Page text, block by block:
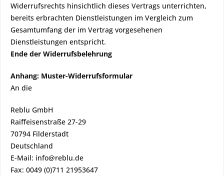
Widerrufsrechts hinsichtlich dieses Vertrags unterrichten,
bereits erbrachten Dienstleistungen im Vergleich zum
Gesamtumfang der im Vertrag vorgesehenen
Dienstleistungen entspricht.
Ende der Widerrufsbelehrung
Anhang: Muster-Widerrufsformular
An die
Reblu GmbH
Raiffeisenstraße 27-29
70794 Filderstadt
Deutschland
E-Mail: info@reblu.de
Fax: 0049 (0)711 21953647